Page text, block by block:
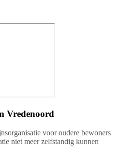
Vredenoord
voor oudere bewoners
niet meer zelfstandig kunnen